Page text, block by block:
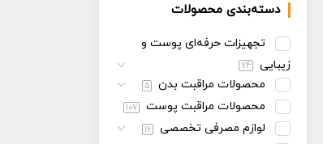
دسته‌بندی محصولات
تجهیزات حرفه‌ای پوست و
زیبایی
74
محصولات مراقبت بدن 5
محصولات مراقبت پوست 107
لوازم مصرفی تخصصی 16